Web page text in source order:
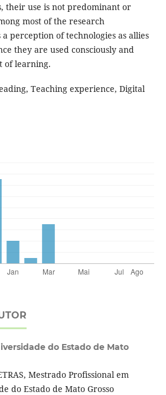
their use is not predominant or
most of the research
perception of technologies as allies
they are used consciously and
of learning.
Teaching experience, Digital
do Estado de Mato
Mestrado Profissional em
do Estado de Mato Grosso